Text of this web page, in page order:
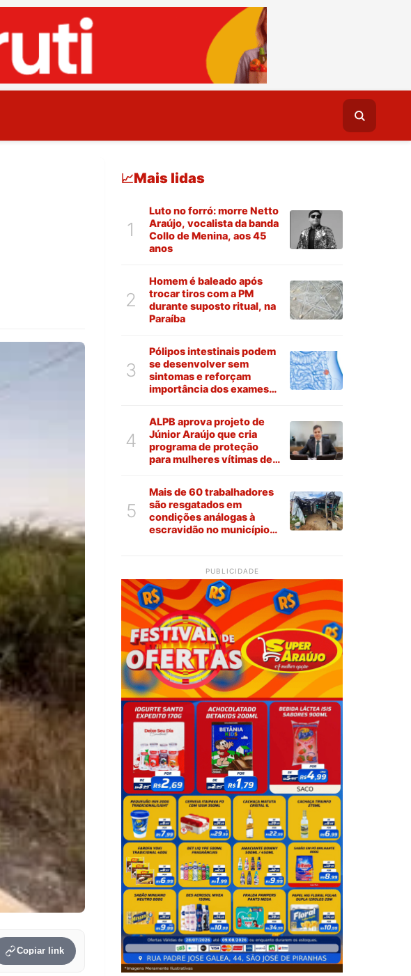
Copiar link
📈Mais lidas
1
Luto no forró: morre Netto
Araújo, vocalista da banda
Collo de Menina, aos 45
anos
2
Homem é baleado após
trocar tiros com a PM
durante suposto ritual, na
Paraíba
3
Pólipos intestinais podem
se desenvolver sem
sintomas e reforçam
importância dos exames
4
ALPB aprova projeto de
Júnior Araújo que cria
programa de proteção
para mulheres vítimas de
5
Mais de 60 trabalhadores
são resgatados em
condições análogas à
escravidão no município
PUBLICIDADE